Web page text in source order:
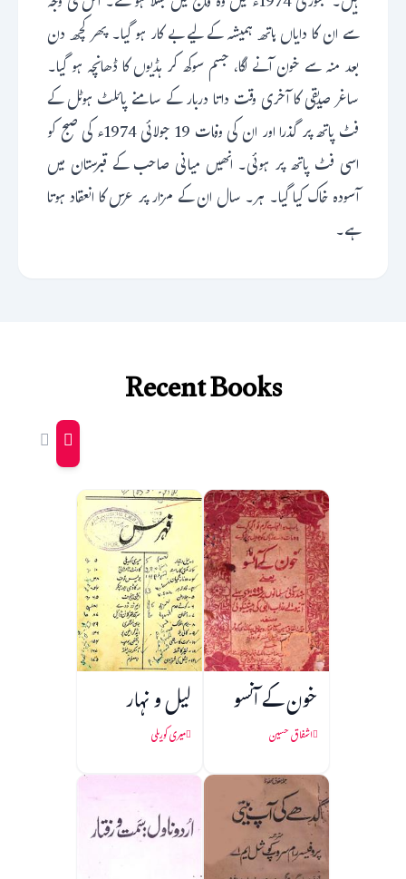
سے ان کا دایاں ہاتھ‍ ہمیشہ کے لیے بے کار ہو گیا۔ پھر کچھ‍ دن
بعد منہ سے خون آنے لگا، جسم سوکھ کر ہڈیوں کا ڈھانچہ ہو گیا۔
ساغر صدیقی کا آخری وقت داتا دربار کے سامنے پائلٹ ہوٹل کے
فٹ پاتھ پر گذرا اور ان کی وفات 19 جولائی 1974ء کی صبح کو
اسی فٹ پاتھ پر ہوئی۔ انھیں میانی صاحب کے قبرستان میں
آسودہ خاک کیا گیا۔ ہر۔ سال ان کے مزار پر عرس کا انعقاد ہوتا
ہے۔
Recent Books
خون کے آنسو
اشفاق حسین
لیل و نہار
میری کوریلی